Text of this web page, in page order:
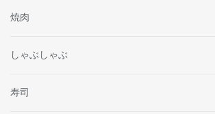
焼肉
しゃぶしゃぶ
寿司